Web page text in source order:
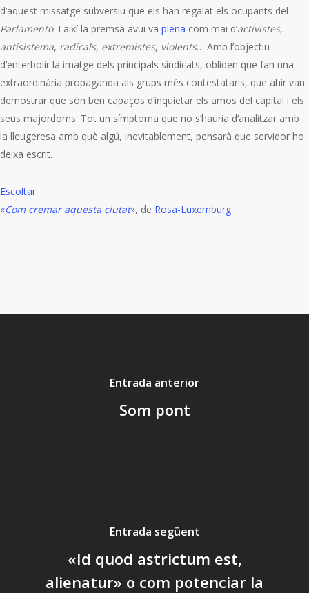
d’aquest missatge subversiu que els han regalat els ocupants del
Parlamento. I així la premsa avui va plena com mai d’activistes,
antisistema, radicals, extremistes, violents… Amb l’objectiu
d’enterbolir la imatge dels principals sindicats, obliden que fan una
extraordinària propaganda als grups més contestataris, que ahir van
demostrar que són ben capaços d’inquietar els amos del capital i els
seus majordoms. Tot un símptoma que no s’hauria d’analitzar amb
la lleugeresa amb què algú, inevitablement, pensarà que servidor ho
deixa escrit.
Escoltar
«Com cremar aquesta ciutat», de Rosa-Luxemburg
Entrada anterior
Som pont
Entrada següent
«Id quod astrictum est,
alienatur» o com potenciar la